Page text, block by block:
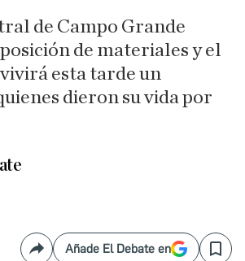
de Campo Grande
de materiales y el
esta tarde un
dieron su vida por
CompartirAñade El Debate en Save